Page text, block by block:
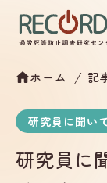
ホーム 記
研究員に聞い
研究員に